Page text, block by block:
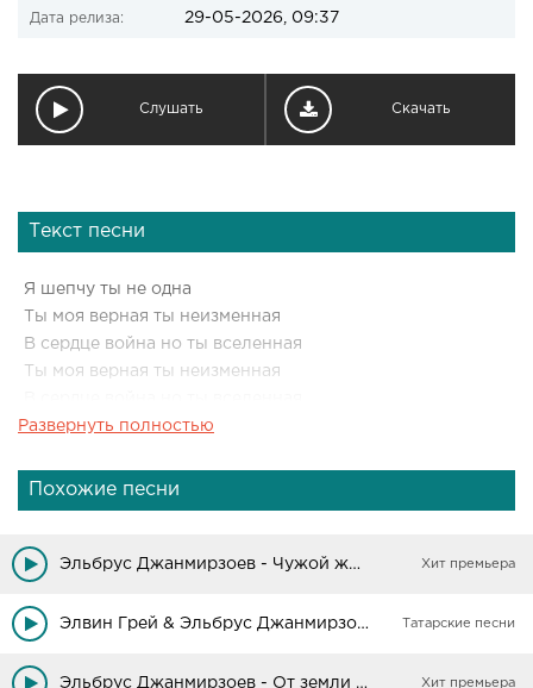
Дата релиза: 29-05-2026, 09:37
Слушать Скачать
Текст песни
Я шепчу ты не одна
Ты моя верная ты неизменная
В сердце война но ты вселенная
Ты моя верная ты неизменная
Развернуть полностью
Похожие песни
Эльбрус Джанмирзоев - Чужой женою стала Хит премьера
Элвин Грей & Эльбрус Джанмирзоев - Пошел налево Татарские песни
Эльбрус Джанмирзоев - От земли до луны Хит премьера